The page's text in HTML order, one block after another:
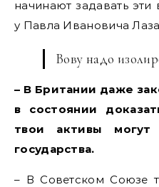
начинают задавать эти
у Павла Ивановича
Вову надо
– В Британии даже
в состоянии
твои активы
государства.
– В Советском Союзе